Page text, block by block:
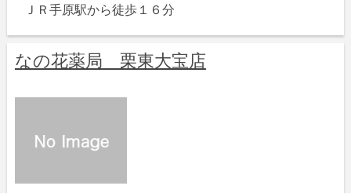
ＪＲ手原駅から徒歩１６分
なの花薬局 栗東大宝店